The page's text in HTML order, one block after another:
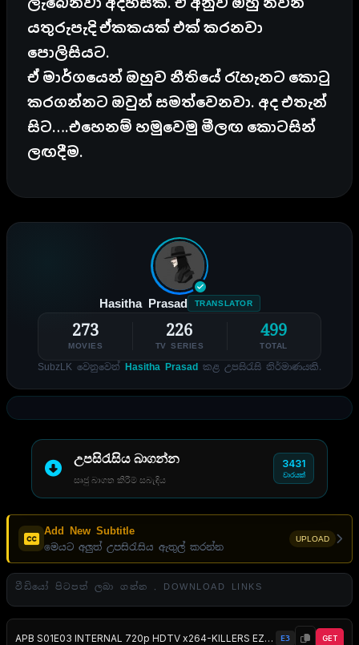
යතුරුපැදි ඒකකයක් එක් කරනවා
පොලිසියට.
ඒ මාර්ගයෙන් ඔහුව නීතියේ රැහැනට කොටු
කරගන්නට ඔවුන් සමත්වෙනවා. අද එතැන්
සිට….එහෙනම් හමුවෙමු මීලඟ කොටසින්
ලඟදීම.
Hasitha Prasad TRANSLATOR
273
MOVIES
226
TV SERIES
499
TOTAL
SubzLK වෙනුවෙන් Hasitha Prasad කළ උපසිරැසි නිර්මාණයකි.
උපසිරැසිය බාගන්න
සෘජු බාගත කිරීම් සබැඳිය
3431
වාරයක්
Add New Subtitle
මෙයට අලුත් උපසිරැසිය ඇතුල් කරන්න
UPLOAD
වීඩියෝ පිටපත් ලබා ගන්න . DOWNLOAD LINKS
APB S01E03 INTERNAL 720p HDTV x264-KILLERS EZTV E3 GET